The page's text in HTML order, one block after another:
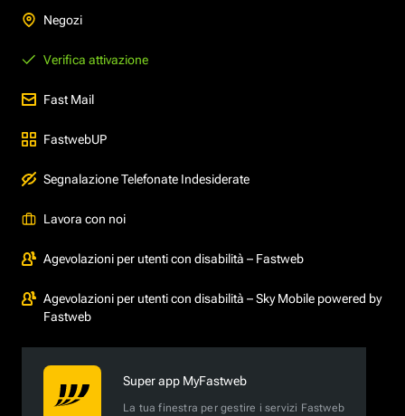
Negozi
Verifica attivazione
Fast Mail
FastwebUP
Segnalazione Telefonate Indesiderate
Lavora con noi
Agevolazioni per utenti con disabilità – Fastweb
Agevolazioni per utenti con disabilità – Sky Mobile powered by
Fastweb
Super app MyFastweb
La tua finestra per gestire i servizi Fastweb